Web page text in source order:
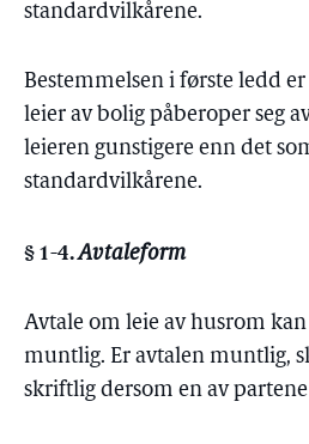
standardvilkårene.
Bestemmelsen i første ledd
leier av bolig påberoper seg
leieren gunstigere enn det
standardvilkårene.
§ 1-4.Avtaleform
Avtale om leie av husrom
muntlig. Er avtalen muntlig,
skriftlig dersom en av